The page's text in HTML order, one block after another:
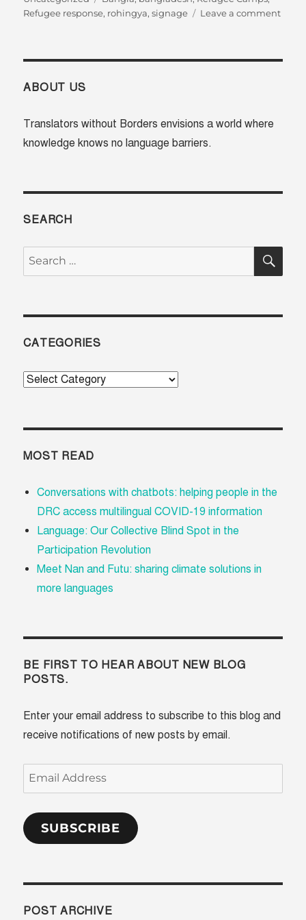
Refugee response, rohingya,signage Leave a commenton
ABOUT US
Translators without Borders envisions a world where
knowledge knows no language barriers.
SEARCH
Search
for:
CATEGORIES
Categories
MOST READ
Conversations with chatbots: helping people in the
DRC access multilingual COVID-19 information
Language: Our Collective Blind Spot in the
Participation Revolution
Meet Nan and Futu: sharing climate solutions in
more languages
BE FIRST TO HEAR ABOUT NEW BLOG
POSTS.
Enter your email address to subscribe to this blog and
receive notifications of new posts by email.
Email
Address
SUBSCRIBE
POST ARCHIVE